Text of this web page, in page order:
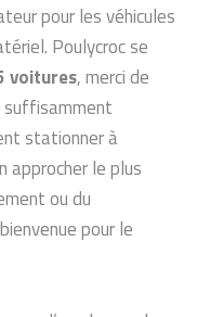
pour les véhicules
Poulycroc se
voitures, merci de
suffisamment
stationner à
approcher le plus
ou du
pour le